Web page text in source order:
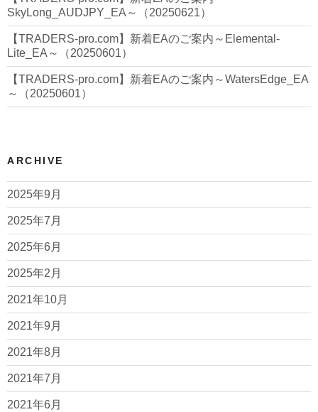
SkyLong_AUDJPY_EA～（20250621）
【TRADERS-pro.com】新着EAのご案内～Elemental-
Lite_EA～（20250601）
【TRADERS-pro.com】新着EAのご案内～WatersEdge_EA
～（20250601）
ARCHIVE
2025年9月
2025年7月
2025年6月
2025年2月
2021年10月
2021年9月
2021年8月
2021年7月
2021年6月